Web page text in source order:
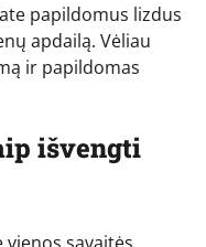
papildomus lizdus
apdailą. Vėliau
ir papildomas
išvengti